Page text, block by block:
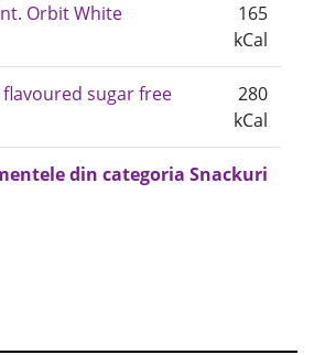
Orbit White
165
kCal
sugar free
280
kCal
din categoria Snackuri